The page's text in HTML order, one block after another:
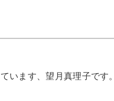
います、望月真理子です。